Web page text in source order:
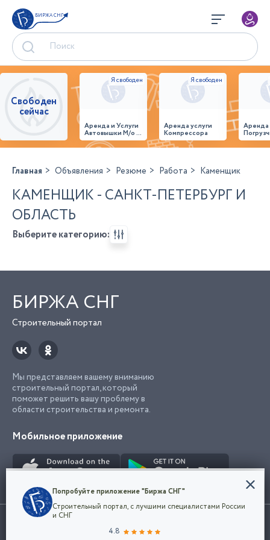
БИРЖА СНГ
Свободен
сейчас
Аренда и Услуги
Автовышки М/о г.
Домодедово
26,28,32 место
Аренда услуги
Компрессора
Главная Объявления Резюме Работа Каменщик
КАМЕНЩИК - САНКТ-ПЕТЕРБУРГ И
ОБЛАСТЬ
Выберите категорию:
БИРЖА СНГ
Строительный портал
Мы представляем вашему вниманию
строительный портал, который
поможет решить вашу проблему в
области строительства и ремонта.
Мобильное приложение
Использование сайта, в том числе подача объявлений, означает
марки представленные на сайте являются собственностью их
Конфиденциальность
Мы используем файлы cookie, чтобы сделать
наш сайт удобным для каждого
Попробуйте приложение "Биржа СНГ"
Строительный портал, с лучшими специалистами России
и СНГ
4.8